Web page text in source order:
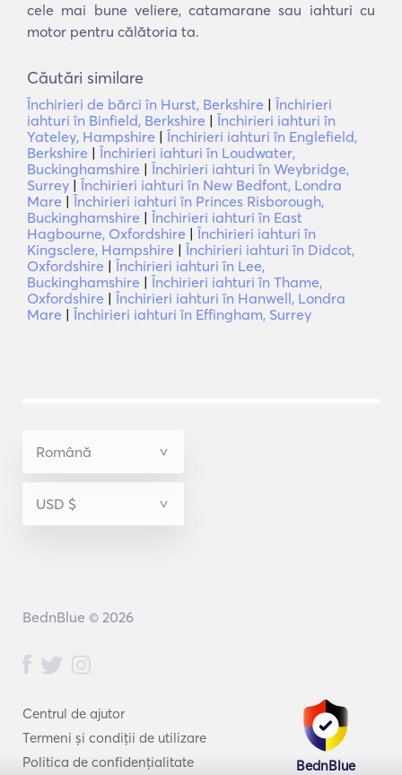
cele mai bune veliere, catamarane sau iahturi cu
motor pentru călătoria ta.
Căutări similare
Închirieri de bărci în Hurst, Berkshire | Închirieri
iahturi în Binfield, Berkshire | Închirieri iahturi în
Yateley, Hampshire | Închirieri iahturi în Englefield,
Berkshire | Închirieri iahturi în Loudwater,
Buckinghamshire | Închirieri iahturi în Weybridge,
Surrey | Închirieri iahturi în New Bedfont, Londra
Mare | Închirieri iahturi în Princes Risborough,
Buckinghamshire | Închirieri iahturi în East
Hagbourne, Oxfordshire | Închirieri iahturi în
Kingsclere, Hampshire | Închirieri iahturi în Didcot,
Oxfordshire | Închirieri iahturi în Lee,
Buckinghamshire | Închirieri iahturi în Thame,
Oxfordshire | Închirieri iahturi în Hanwell, Londra
Mare | Închirieri iahturi în Effingham, Surrey
Centrul de ajutor
Termeni și condiții de utilizare
Politica de confidențialitate
BednBlue
BednBlue © 2026